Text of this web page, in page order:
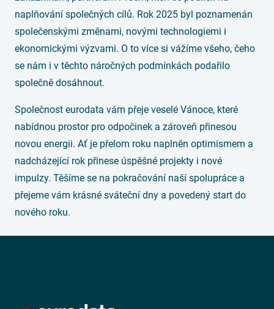
naplňování společných cílů. Rok 2025 byl poznamenán
společenskými změnami, novými technologiemi i
ekonomickými výzvami. O to více si vážíme všeho, čeho
se nám i v těchto náročných podmínkách podařilo
společně dosáhnout.
Společnost eurodata vám přeje veselé Vánoce, které
nabídnou prostor pro odpočinek a zároveň přinesou
novou energii. Ať je přelom roku naplněn optimismem a
nadcházející rok přinese úspěšné projekty i nové
impulzy. Těšíme se na pokračování naší spolupráce a
přejeme vám krásné sváteční dny a povedený start do
nového roku.